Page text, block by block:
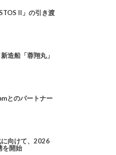
II」の引き渡
造船「蓉翔丸」
とのパートナー
に向けて、2026
を開始